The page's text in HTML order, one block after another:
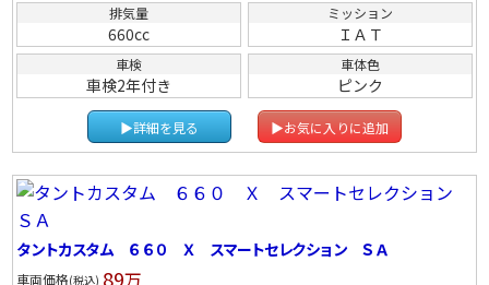
排気量
660cc
ミッション
ＩＡＴ
車検
車検2年付き
車体色
ピンク
▶詳細を見る ▶お気に入りに追加
タントカスタム ６６０ Ｘ スマートセレクション ＳＡ
車両価格(税込) 89万